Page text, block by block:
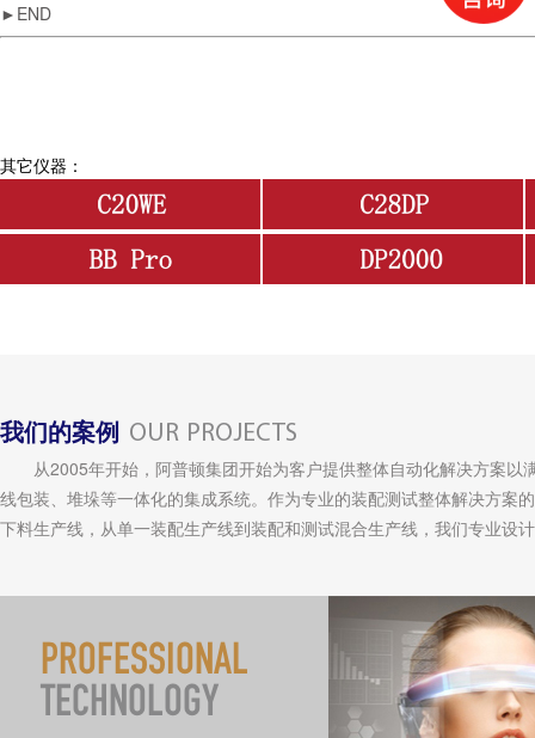
►END
其它仪器：
我们的案例 OUR PROJECTS
从2005年开始，阿普顿集团开始为客户提供整体自动化解决方案以
线包装、堆垛等一体化的集成系统。作为专业的装配测试整体解决方案
下料生产线，从单一装配生产线到装配和测试混合生产线，我们专业设
PROFESSIONAL
TECHNOLOGY